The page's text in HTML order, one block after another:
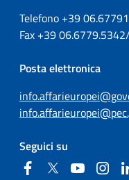
Telefono +3906.67791
Fax +39
Posta elettronica
Seguici su
FacebookTwitter YouTube